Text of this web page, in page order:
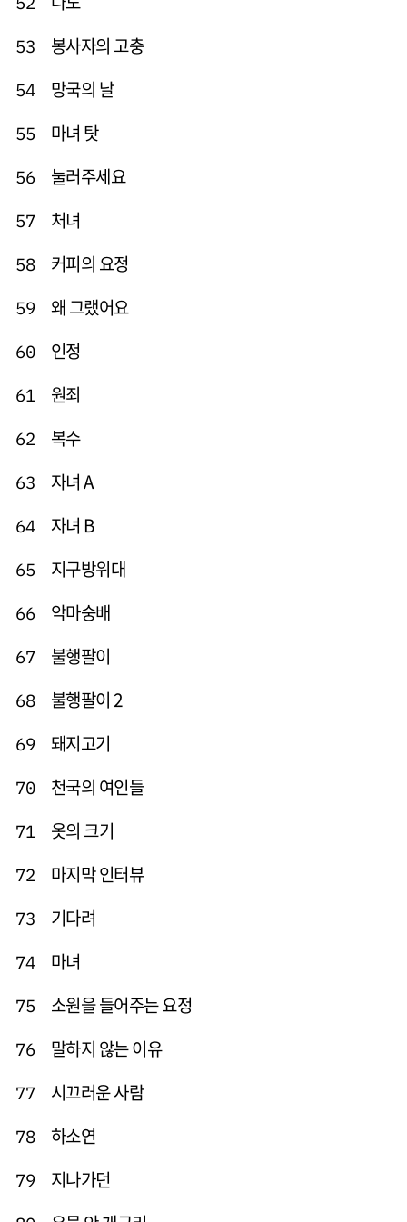
53 봉사자의 고충
54 망국의 날
55 마녀 탓
56 눌러주세요
57 처녀
58 커피의 요정
59 왜 그랬어요
60 인정
61 원죄
62 복수
63 자녀 A
64 자녀 B
65 지구방위대
66 악마숭배
67 불행팔이
68 불행팔이 2
69 돼지고기
70 천국의 여인들
71 옷의 크기
72 마지막 인터뷰
73 기다려
74 마녀
75 소원을 들어주는 요정
76 말하지 않는 이유
77 시끄러운 사람
78 하소연
79 지나가던